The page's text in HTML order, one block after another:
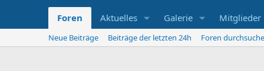
Foren Aktuelles Galerie Mitglieder
Neue Beiträge Beiträge der letzten 24h Foren